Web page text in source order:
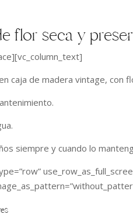
flor seca y
caja de madera vintage, con
siempre y cuando lo